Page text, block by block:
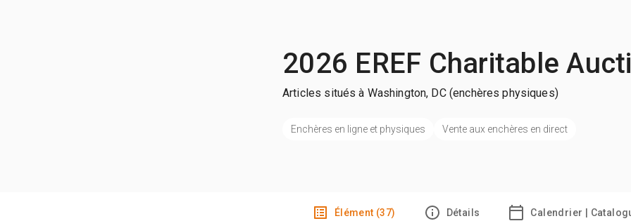
2026 EREF Charitable
Articles situés à Washington, DC (enchères physiques)
Enchères en ligne et physiques Vente aux enchères en direct
Élément (37) Détails Calendrier |